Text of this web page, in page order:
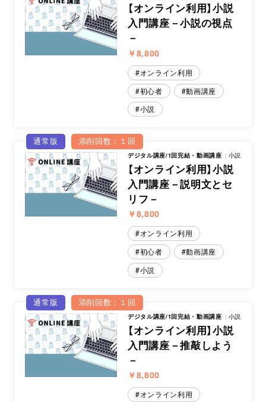
【オンライン利用】小説
入門講座－小説の視点
－
￥8,800
オンライン利用
初心者
動画講座
小説
通常版 添削回数：１回
デジタル講座/1回完結・動画講座 小説
【オンライン利用】小説
入門講座－説明文とセ
リフ－
￥8,800
オンライン利用
初心者
動画講座
小説
通常版 添削回数：１回
デジタル講座/1回完結・動画講座 小説
【オンライン利用】小説
入門講座－推敲しよう
－
￥8,800
オンライン利用